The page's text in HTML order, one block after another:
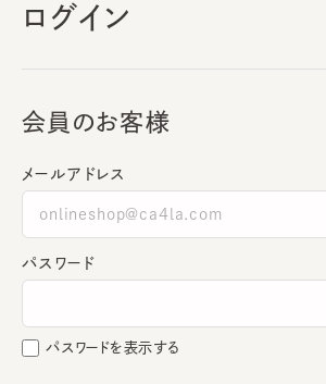
ログイン
会員のお客様
メールアドレス
パスワード
パスワードを表示する